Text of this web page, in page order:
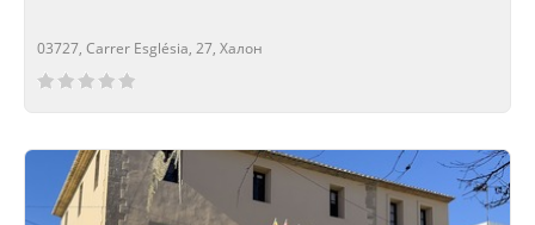
03727, Carrer Església, 27, Халон
Сейчас открыто!
Сейчас закрыто!